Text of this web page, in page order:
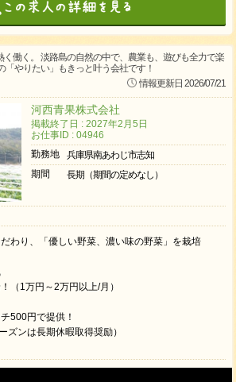
働く。 淡路島の自然の中で、農業も、遊びも全力で楽
「やりたい」もきっと叶う会社です！
情報更新日 2026/07/21
河西青果株式会社
掲載終了日 : 2027年2月5日
お仕事ID : 04946
勤務地
兵庫県南あわじ市志知
期間
長期（期間の定めなし）
わり、「優しい野菜、濃い味の野菜」を栽培
（1万円～2万円以上/月）
500円で提供！
ズンは長期休暇取得奨励）